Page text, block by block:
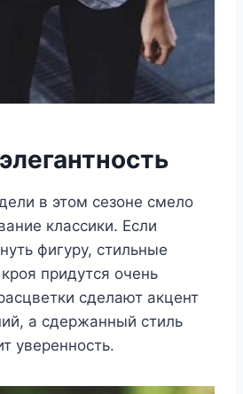
в этом сезоне смело
классики. Если
фигуру, стильные
придутся очень
сделают акцент
а сдержанный стиль
уверенность.